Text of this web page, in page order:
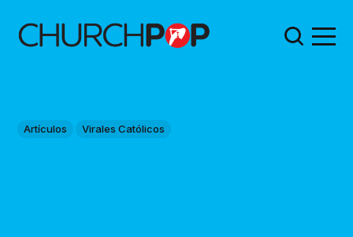
Artículos Virales Católicos